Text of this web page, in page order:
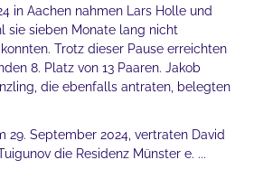
in Aachen nahmen Lars Holle und
sie sieben Monate lang nicht
Trotz dieser Pause erreichten
8. Platz von 13 Paaren. Jakob
die ebenfalls antraten, belegten
29. September 2024, vertraten David
die Residenz Münster e. ...